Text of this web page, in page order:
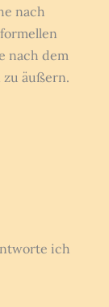
nach
nach dem
zu äußern.
ich